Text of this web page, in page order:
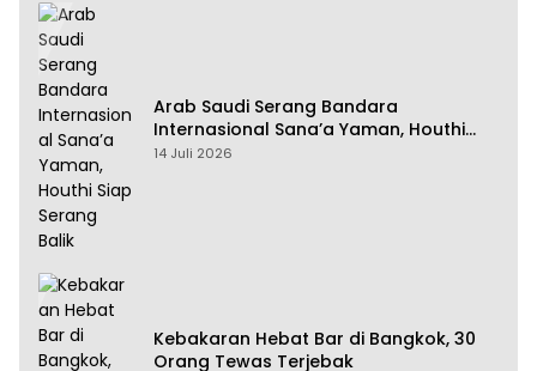
Arab Saudi Serang Bandara
Internasional Sana’a Yaman, Houthi
Siap Serang Balik
14 Juli 2026
Kebakaran Hebat Bar di Bangkok, 30
Orang Tewas Terjebak